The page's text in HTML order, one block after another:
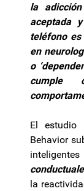
la
aceptada
teléfono
en
o
cumple
El estudio
Behavior
la